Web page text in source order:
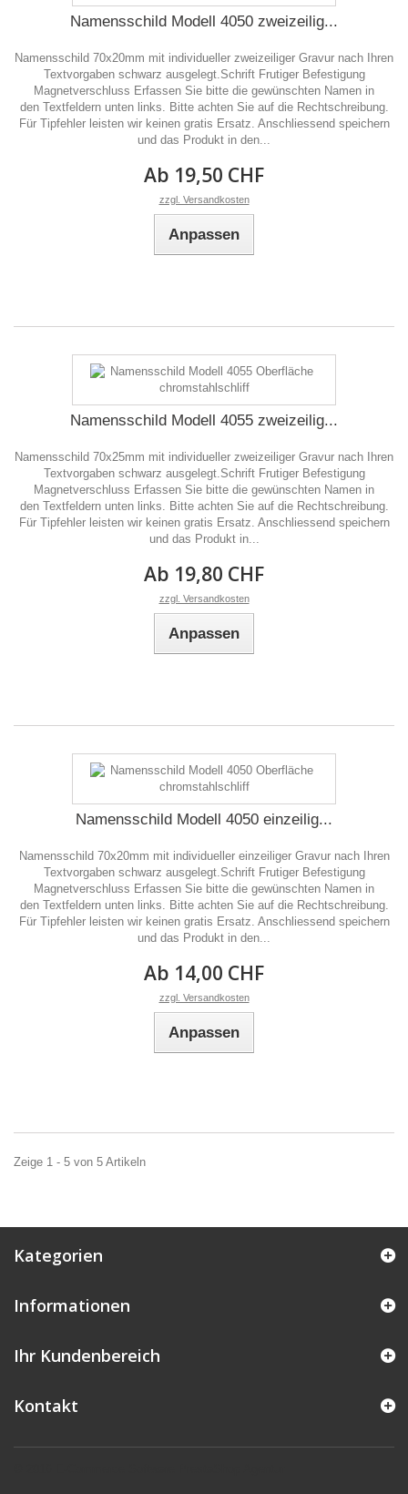
Namensschild Modell 4050 zweizeilig...
Namensschild 70x20mm mit individueller zweizeiliger Gravur nach Ihren
Textvorgaben schwarz ausgelegt.Schrift Frutiger Befestigung
Magnetverschluss Erfassen Sie bitte die gewünschten Namen in
den Textfeldern unten links. Bitte achten Sie auf die Rechtschreibung.
Für Tipfehler leisten wir keinen gratis Ersatz. Anschliessend speichern
und das Produkt in den...
Ab 19,50 CHF
zzgl. Versandkosten
Anpassen
Namensschild Modell 4055 zweizeilig...
Namensschild 70x25mm mit individueller zweizeiliger Gravur nach Ihren
Textvorgaben schwarz ausgelegt.Schrift Frutiger Befestigung
Magnetverschluss Erfassen Sie bitte die gewünschten Namen in
den Textfeldern unten links. Bitte achten Sie auf die Rechtschreibung.
Für Tipfehler leisten wir keinen gratis Ersatz. Anschliessend speichern
und das Produkt in...
Ab 19,80 CHF
zzgl. Versandkosten
Anpassen
Namensschild Modell 4050 einzeilig...
Namensschild 70x20mm mit individueller einzeiliger Gravur nach Ihren
Textvorgaben schwarz ausgelegt.Schrift Frutiger Befestigung
Magnetverschluss Erfassen Sie bitte die gewünschten Namen in
den Textfeldern unten links. Bitte achten Sie auf die Rechtschreibung.
Für Tipfehler leisten wir keinen gratis Ersatz. Anschliessend speichern
und das Produkt in den...
Ab 14,00 CHF
zzgl. Versandkosten
Anpassen
Zeige 1 - 5 von 5 Artikeln
Kategorien
Informationen
Ihr Kundenbereich
Kontakt